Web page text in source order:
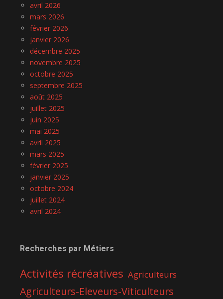
avril 2026
mars 2026
février 2026
janvier 2026
décembre 2025
novembre 2025
octobre 2025
septembre 2025
août 2025
juillet 2025
juin 2025
mai 2025
avril 2025
mars 2025
février 2025
janvier 2025
octobre 2024
juillet 2024
avril 2024
Recherches par Métiers
Activités récréatives Agriculteurs
Agriculteurs-Eleveurs-Viticulteurs